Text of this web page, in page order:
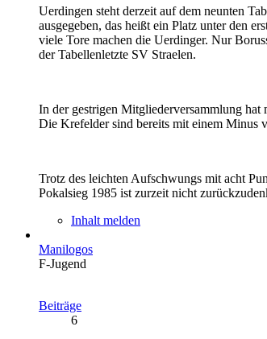
Uerdingen steht derzeit auf dem neunten
ausgegeben, das heißt ein Platz unter den
viele Tore machen die Uerdinger. Nur
der Tabellenletzte SV Straelen.
In der gestrigen Mitgliederversammlung
Die Krefelder sind bereits mit einem Minus
Trotz des leichten Aufschwungs mit acht
Pokalsieg 1985 ist zurzeit nicht
Inhalt melden
Manilogos
F-Jugend
Beiträge
6